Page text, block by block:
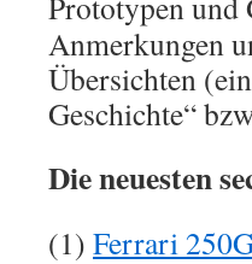
Anmerkungen
Übersichten
Geschichte“
Die neuesten
(1) Ferrari